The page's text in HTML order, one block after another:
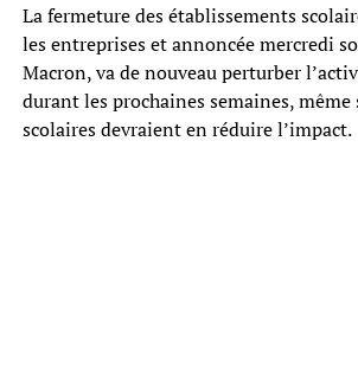
La fermeture des établissements
les entreprises et annoncée mercredi
Macron, va de nouveau perturber
durant les prochaines semaines, même
scolaires devraient en réduire l’impact.